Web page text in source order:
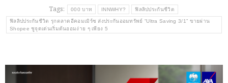
Tags:
000 บาท INNWHY? ฟิลลิปประกันชีวิต
ฟิลลิปประกันชีวิต รุกตลาดอีคอมเมิร์ซ ส่งประกันออมทรัพย์ “Ultra Saving 3/1” ขายผ่าน
Shopee ชูจุดเด่นเริ่มต้นออมง่าย ๆ เพียง 5